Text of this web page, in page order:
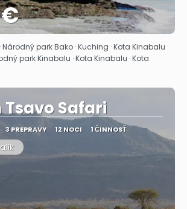
Pozrieť sa
Národný park Bako · Kuching · Kota Kinabalu ·
park Kinabalu · Kota Kinabalu · Kota
Tsavo Safari
3 PREPRAVY 12 NOCI 1 ČINNOSŤ